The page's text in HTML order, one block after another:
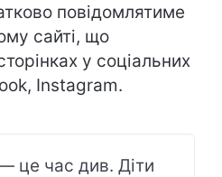
повідомлятиме
сайті, що
у соціальних
Instagram.
це час див. Діти